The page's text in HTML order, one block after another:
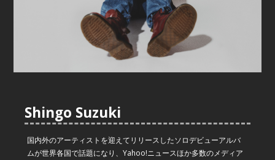
Shingo Suzuki
国内外のアーティストを迎えてリリースしたソロデビューアルバ
ムが世界各国で話題になり、Yahoo!ニュースほか多数のメディア